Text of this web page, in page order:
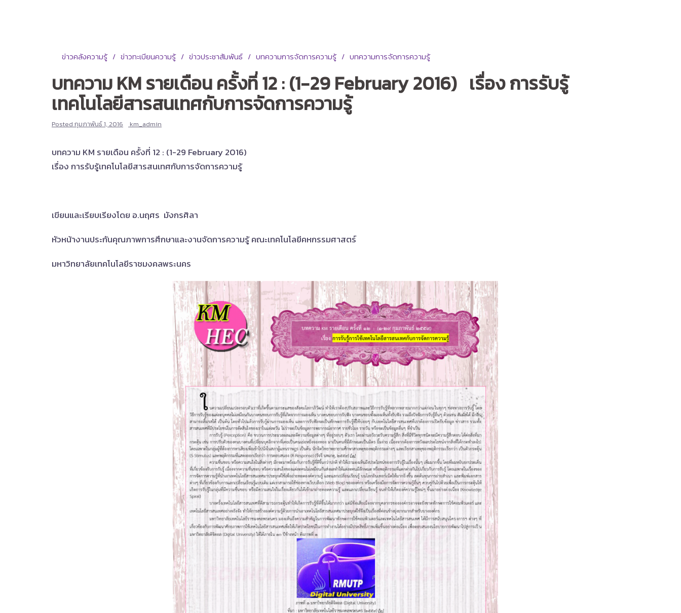
ข่าวคลังความรู้ ข่าวทะเบียนความรู้ ข่าวประชาสัมพันธ์ บทความการจัดการความรู้ บทความการจัดการความรู้
บทความ KM รายเดือน ครั้งที่ 12 : (1-29 February 2016) เรื่อง การรับรู้
เทคโนโลยีสารสนเทศกับการจัดการความรู้
Posted กุมภาพันธ์ 1, 2016 km_admin
บทความ KM รายเดือน ครั้งที่ 12 : (1-29 February 2016)
เรื่อง การรับรู้เทคโนโลยีสารสนเทศกับการจัดการความรู้
เขียนและเรียบเรียงโดย อ.นฤศร มังกรศิลา
หัวหน้างานประกันคุณภาพการศึกษาและงานจัดการความรู้ คณะเทคโนโลยีคหกรรมศาสตร์
มหาวิทยาลัยเทคโนโลยีราชมงคลพระนคร